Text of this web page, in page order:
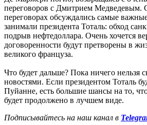
переговоров с Дмитрием Медведевым.
переговорах обсуждались самые
занимали президента Тоталь: обход
подрыв нефтедоллара. Очень хочется
договоренности будут претворены в
великого француза.
Что будет дальше? Пока ничего нельзя
новостями. Если президентом Тоталь
Пуйанне, есть большие шансы на то,
будет продолжено в лучшем виде.
Подписывайтесь на наш канал в